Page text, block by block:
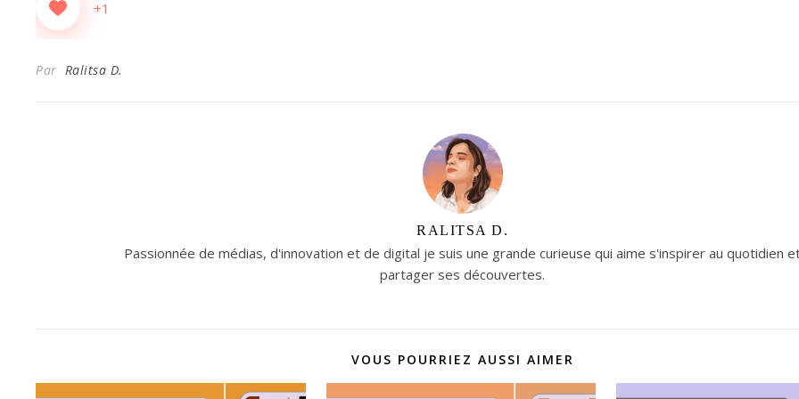
+1
Par Ralitsa D.
RALITSA D.
Passionnée de médias, d'innovation et de digital je suis une grande curieuse qui aime s'inspirer au quotidien
partager ses découvertes.
VOUS POURRIEZ AUSSI AIMER